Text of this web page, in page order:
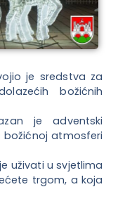
je sredstva za
božićnih
je adventski
atmosferi
uživati u svjetlima
trgom, a koja